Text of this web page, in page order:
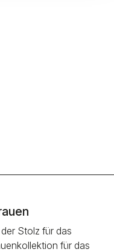
Stolz für das
für das